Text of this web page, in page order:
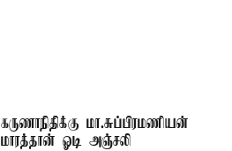
கருணாநிதிக்கு மா.சுப்பிரமணியன்
மாரத்தான் ஓடி அஞ்சலி